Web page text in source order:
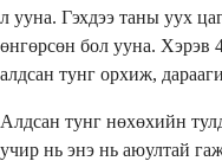
л ууна. Гэхдээ таны уух
өнгөрсөн бол ууна. Хэрэв
алдсан тунг орхиж,
Алдсан тунг нөхөхийн
учир нь энэ нь аюултай